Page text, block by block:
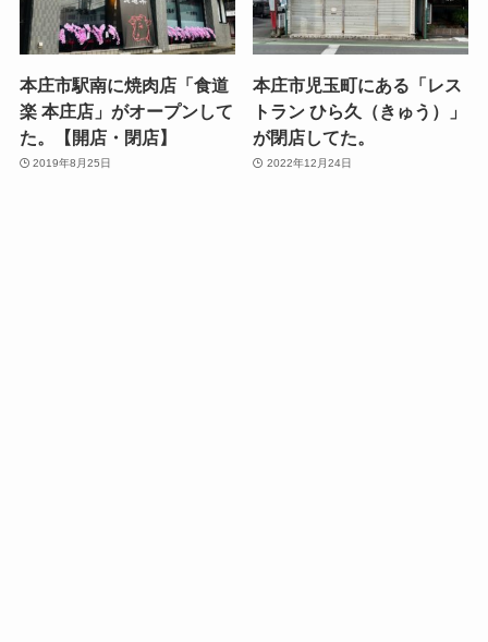
本庄市駅南に焼肉店「食道
楽 本庄店」がオープンして
た。【開店・閉店】
2019年8月25日
本庄市児玉町にある「レス
トラン ひら久（きゅう）」
が閉店してた。
2022年12月24日